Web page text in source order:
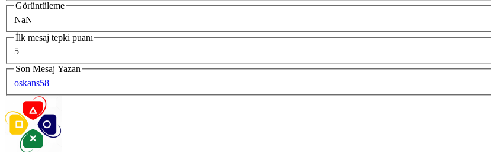
Görüntüleme
NaN
İlk mesaj tepki puanı
5
Son Mesaj Yazan
oskans58